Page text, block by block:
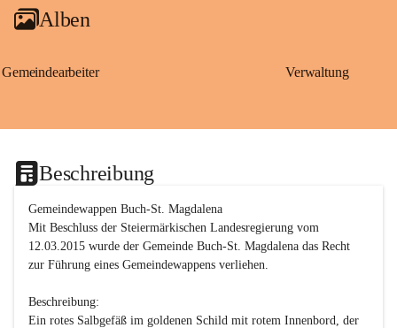
Alben
Gemeindearbeiter Verwaltung
Beschreibung
Gemeindewappen Buch-St. Magdalena
Mit Beschluss der Steiermärkischen Landesregierung vom
12.03.2015 wurde der Gemeinde Buch-St. Magdalena das Recht
zur Führung eines Gemeindewappens verliehen.
Beschreibung:
Ein rotes Salbgefäß im goldenen Schild mit rotem Innenbord, der